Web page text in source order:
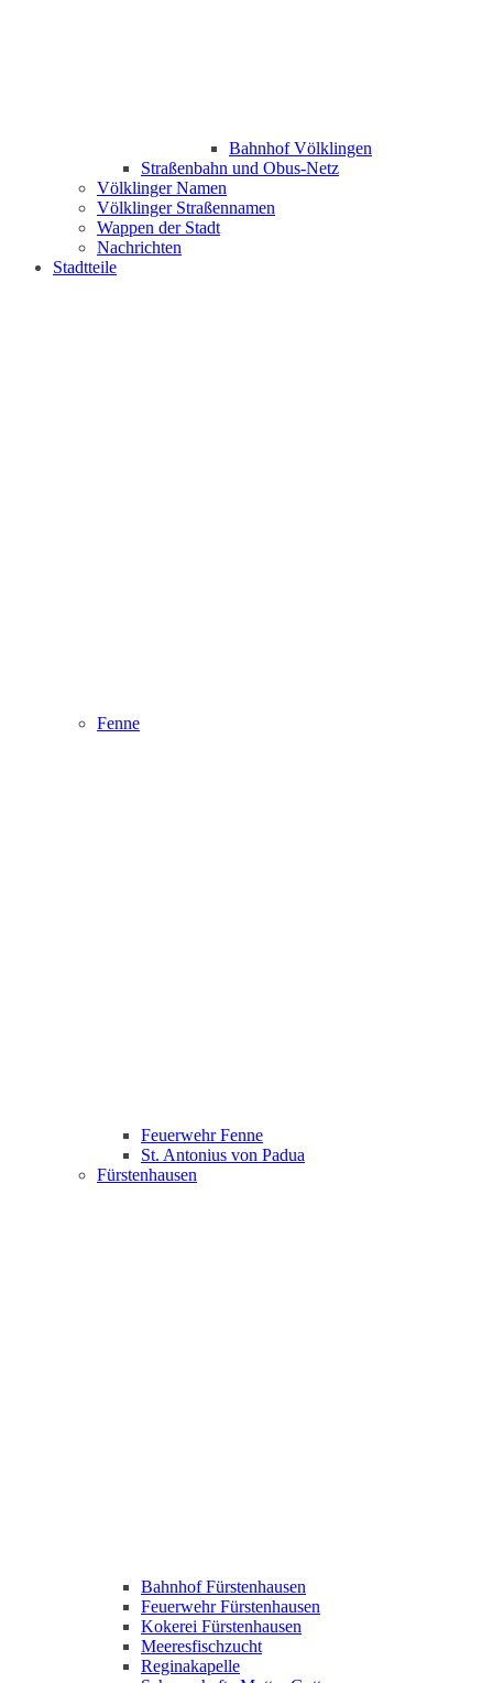
Bahnhof Völklingen
Straßenbahn und Obus-Netz
Völklinger Namen
Völklinger Straßennamen
Wappen der Stadt
Nachrichten
Stadtteile
Fenne
Feuerwehr Fenne
St. Antonius von Padua
Fürstenhausen
Bahnhof Fürstenhausen
Feuerwehr Fürstenhausen
Kokerei Fürstenhausen
Meeresfischzucht
Reginakapelle